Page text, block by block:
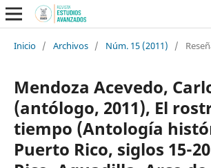
Inicio / Archivos / Núm. 15 (2011) /
Mendoza Acevedo,
(antólogo, 2011), El
tiempo (Antología
Puerto Rico, siglos 15-